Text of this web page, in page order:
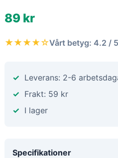
89 kr
★★★★☆Vårt betyg: 4.2 / 5
Leverans: 2-6
Frakt: 59 kr
I lager
Specifikationer